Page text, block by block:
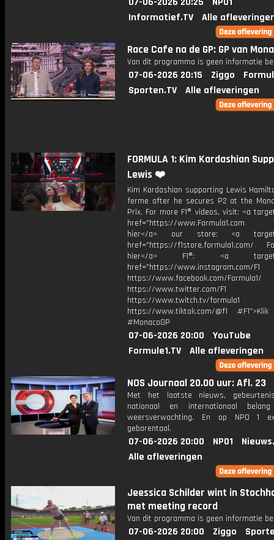
Informatief.TV
Alle
Race Cafe na de GP: GP van
Van dit programma is geen informatie
07-06-2026 20:15 Ziggo
Sporten.TV
Alle afleveringen
FORMULA 1: Kim Kardashian
Lewis ❤️
Kim Kardashian supporting Lewis
ferme after he secures P2 at the
Prix. For more F1® videos, visit: <a
href="https://www.Formula1.com
hier</a> our store: <a
href="https://f1store.formula1.com/
hier</a> F1®: <a
href="https://www.instagram.com/F1
https://www.facebook.com/Formula1/
https://www.twitter.com/F1
https://www.twitch.tv/formula1
https://www.tiktok.com/@f1
#MonacoGP
07-06-2026 20:00
YouTube
Formule1.TV
Alle afleveringen
NOS Journaal 20.00 uur: Afl. 23
Met het laatste nieuws,
nationaal en internationaal
weersverwachting. En op NPO 1
gebarentaal.
07-06-2026 20:00 NPO1
Alle afleveringen
Jeessica Schilder wint in
met meeting record
Van dit programma is geen informatie
07-06-2026 20:00 Ziggo